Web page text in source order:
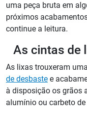
uma peça bruta em
próximos
continue a leitura.
As cintas de
As lixas trouxeram
de desbaste e
à disposição os grãos
alumínio ou carbeto